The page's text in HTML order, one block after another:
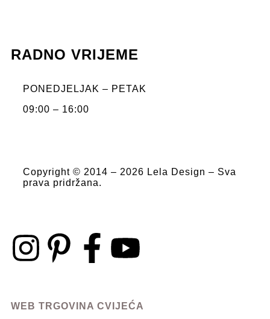
RADNO VRIJEME
PONEDJELJAK – PETAK
09:00 – 16:00
Copyright © 2014 – 2026 Lela Design – Sva
prava pridržana.
WEB TRGOVINA CVIJEĆA